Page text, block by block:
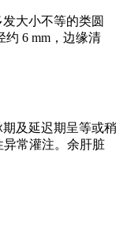
大小不等的类圆
约 6 mm，边缘清
及延迟期呈等或稍
常灌注。余肝脏